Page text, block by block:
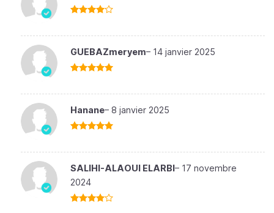
GUEBAZmeryem– 14 janvier 2025
Hanane– 8 janvier 2025
SALIHI-ALAOUI ELARBI– 17 novembre
2024